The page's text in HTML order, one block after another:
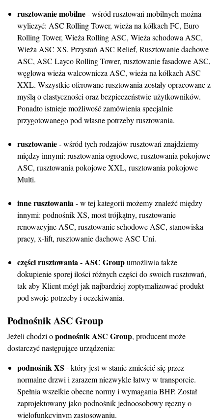
rusztowanie mobilne- wśród rusztowań mobilnych można
wyliczyć: ASC Rolling Tower, wieża na kółkach FC, Euro
Rolling Tower, Wieża Rolling ASC, Wieża schodowa ASC,
Wieża ASC XS, Przystań ASC Relief, Rusztowanie dachowe
ASC, ASC Layco Rolling Tower, rusztowanie fasadowe ASC,
węglowa wieża walcownicza ASC, wieża na kółkach ASC
XXL. Wszystkie oferowane rusztowania zostały opracowane z
myślą o elastyczności oraz bezpieczeństwie użytkowników.
Ponadto istnieje możliwość zamówienia specjalnie
przygotowanego pod własne potrzeby rusztowania.
rusztowanie- wśród tych rodzajów rusztowań znajdziemy
między innymi: rusztowania ogrodowe, rusztowania pokojowe
ASC, rusztowania pokojowe XXL, rusztowania pokojowe
Multi.
inne rusztowania- w tej kategorii możemy znaleźć między
innymi: podnośnik XS, most trójkątny, rusztowanie
renowacyjne ASC, rusztowanie schodowe ASC, stanowiska
pracy, x-lift, rusztowanie dachowe ASC Uni.
części rusztowania-ASC Groupumożliwia także
dokupienie sporej ilości różnych części do swoich rusztowań,
tak aby Klient mógł jak najbardziej zoptymalizować produkt
pod swoje potrzeby i oczekiwania.
Podnośnik ASC Group
Jeżeli chodzi opodnośnik ASC Group, producent może
dostarczyć następujące urządzenia:
podnośnik XS - który jest w stanie zmieścić się przez
normalne drzwi i zarazem niezwykle łatwy w transporcie.
Spełnia wszelkie obecne normy i wymagania BHP. Został
zaprojektowany jako podnośnik jednoosobowy ręczny o
wielofunkcyjnym zastosowaniu.